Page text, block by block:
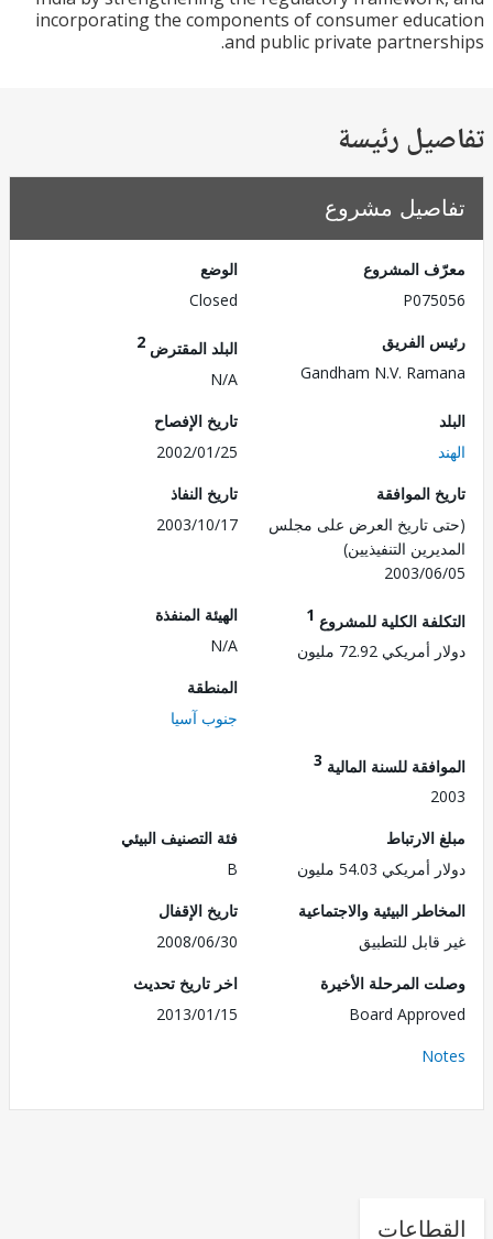
incorporating the components of consumer
and public private
رئيسة
مشروع
المشروع
الفريق
Gandham N.V.
البلد المقترض
تاريخ الإفصاح
2002/01/25
الموافقة
تاريخ العرض على مجلس
التنفيذيين)
2003/
تاريخ النفاذ
2003/10/17
الكلية للمشروع1
72.92 مليون
الهيئة المنفذة
جنوب آسيا
للسنة المالية3
54.03 مليون
فئة التصنيف البيئي
البيئية والاجتماعية
للتطبيق
تاريخ الإقفال
2008/06/30
المرحلة الأخيرة
Board
اخر تاريخ تحديث
2013/01/15